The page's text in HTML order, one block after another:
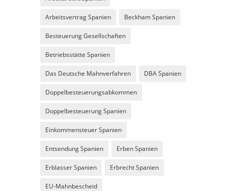
Arbeitsvertrag Spanien Beckham Spanien
Besteuerung Gesellschaften
Betriebsstätte Spanien
Das Deutsche Mahnverfahren DBA Spanien
Doppelbesteuerungsabkommen
Doppelbesteuerung Spanien
Einkommensteuer Spanien
Entsendung Spanien Erben Spanien
Erblasser Spanien Erbrecht Spanien
EU-Mahnbescheid